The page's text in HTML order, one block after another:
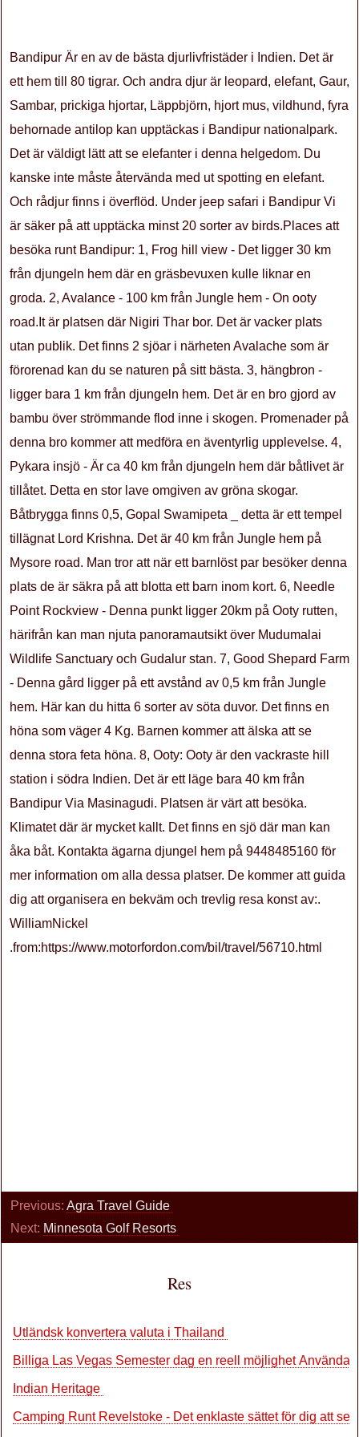
Bandipur Är en av de bästa djurlivfristäder i Indien. Det är
ett hem till 80 tigrar. Och andra djur är leopard, elefant, Gaur,
Sambar, prickiga hjortar, Läppbjörn, hjort mus, vildhund, fyra
behornade antilop kan upptäckas i Bandipur nationalpark.
Det är väldigt lätt att se elefanter i denna helgedom. Du
kanske inte måste återvända med ut spotting en elefant.
Och rådjur finns i överflöd. Under jeep safari i Bandipur Vi
är säker på att upptäcka minst 20 sorter av birds.Places att
besöka runt Bandipur: 1, Frog hill view - Det ligger 30 km
från djungeln hem där en gräsbevuxen kulle liknar en
groda. 2, Avalance - 100 km från Jungle hem - On ooty
road.It är platsen där Nigiri Thar bor. Det är vacker plats
utan publik. Det finns 2 sjöar i närheten Avalache som är
förorenad kan du se naturen på sitt bästa. 3, hängbron -
ligger bara 1 km från djungeln hem. Det är en bro gjord av
bambu över strömmande flod inne i skogen. Promenader på
denna bro kommer att medföra en äventyrlig upplevelse. 4,
Pykara insjö - Är ca 40 km från djungeln hem där båtlivet är
tillåtet. Detta en stor lave omgiven av gröna skogar.
Båtbrygga finns 0,5, Gopal Swamipeta _ detta är ett tempel
tillägnat Lord Krishna. Det är 40 km från Jungle hem på
Mysore road. Man tror att när ett barnlöst par besöker denna
plats de är säkra på att blotta ett barn inom kort. 6, Needle
Point Rockview - Denna punkt ligger 20km på Ooty rutten,
härifrån kan man njuta panoramautsikt över Mudumalai
Wildlife Sanctuary och Gudalur stan. 7, Good Shepard Farm
- Denna gård ligger på ett avstånd av 0,5 km från Jungle
hem. Här kan du hitta 6 sorter av söta duvor. Det finns en
höna som väger 4 Kg. Barnen kommer att älska att se
denna stora feta höna. 8, Ooty: Ooty är den vackraste hill
station i södra Indien. Det är ett läge bara 40 km från
Bandipur Via Masinagudi. Platsen är värt att besöka.
Klimatet där är mycket kallt. Det finns en sjö där man kan
åka båt. Kontakta ägarna djungel hem på 9448485160 för
mer information om alla dessa platser. De kommer att guida
dig att organisera en bekväm och trevlig resa konst av:.
WilliamNickel
.from:https://www.motorfordon.com/bil/travel/56710.html
Previous: Agra Travel Guide
Next: Minnesota Golf Resorts
Res
Utländsk konvertera valuta i Thailand
Billiga Las Vegas Semester dag en reell möjlighet Använda
Indian Heritage
Camping Runt Revelstoke - Det enklaste sättet för dig att